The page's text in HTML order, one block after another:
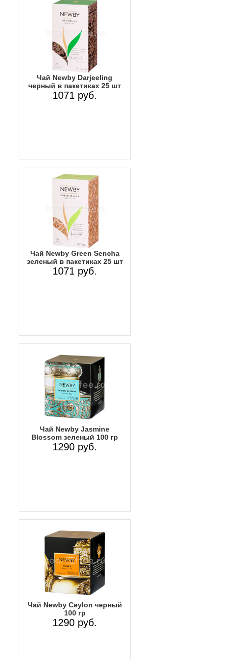
Чай Newby Darjeeling
черный в пакетиках 25 шт
1071 руб.
Чай Newby Green Sencha
зеленый в пакетиках 25 шт
1071 руб.
Чай Newby Jasmine
Blossom зеленый 100 гр
1290 руб.
Чай Newby Ceylon черный
100 гр
1290 руб.